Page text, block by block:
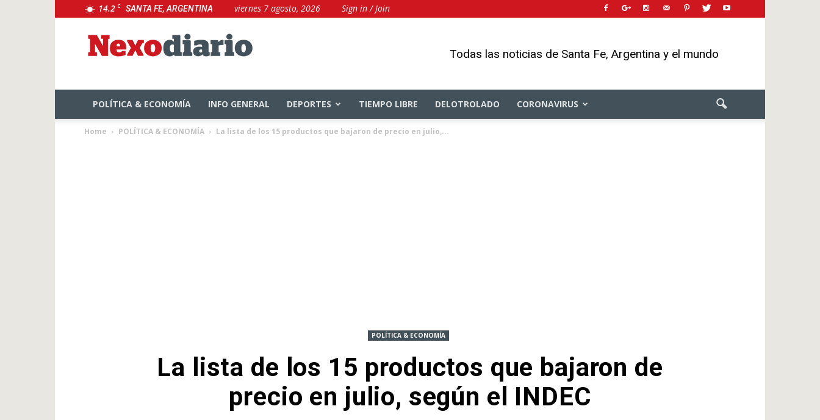
14.2 C SANTA FE, ARGENTINA viernes 7 agosto, 2026
Sign in / Join
Todas las noticias de Santa Fe, Argentina y el mundo
POLÍTICA & ECONOMÍA INFO GENERAL DEPORTES TIEMPO LIBRE DELOTROLADO CORONAVIRUS
Home POLÍTICA & ECONOMÍA La lista de los 15 productos que bajaron de precio en julio,...
POLÍTICA & ECONOMÍA
La lista de los 15 productos que bajaron de
precio en julio, según el INDEC